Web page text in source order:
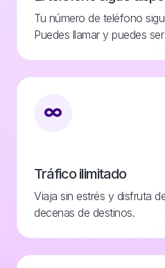
Tu número de teléfono
Puedes llamar y puedes
Tráfico ilimitado
Viaja sin estrés y disfruta
decenas de destinos.